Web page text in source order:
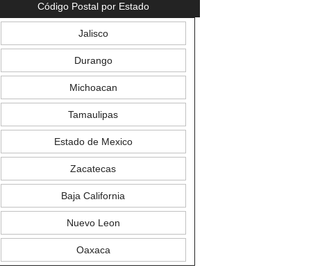
Código Postal por Estado
Jalisco
Durango
Michoacan
Tamaulipas
Estado de Mexico
Zacatecas
Baja California
Nuevo Leon
Oaxaca